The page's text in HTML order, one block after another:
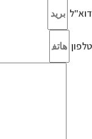
דוא"ל
טלפון